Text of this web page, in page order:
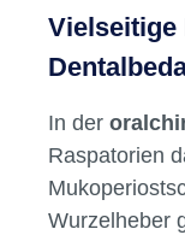
Vielseitige
In der
Raspatorien
Wurzelheber